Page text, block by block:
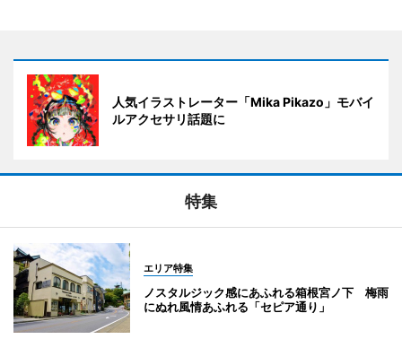
人気イラストレーター「Mika Pikazo」モバイ
ルアクセサリ話題に
特集
エリア特集
ノスタルジック感にあふれる箱根宮ノ下 梅雨
にぬれ風情あふれる「セピア通り」